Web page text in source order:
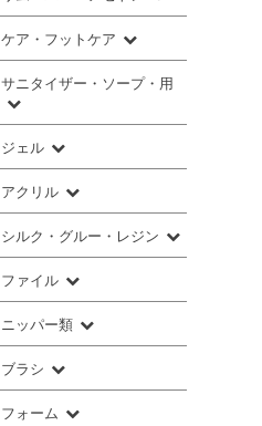
ケア・フットケア
サニタイザー・ソープ・用
ジェル
アクリル
シルク・グルー・レジン
ファイル
ニッパー類
ブラシ
フォーム